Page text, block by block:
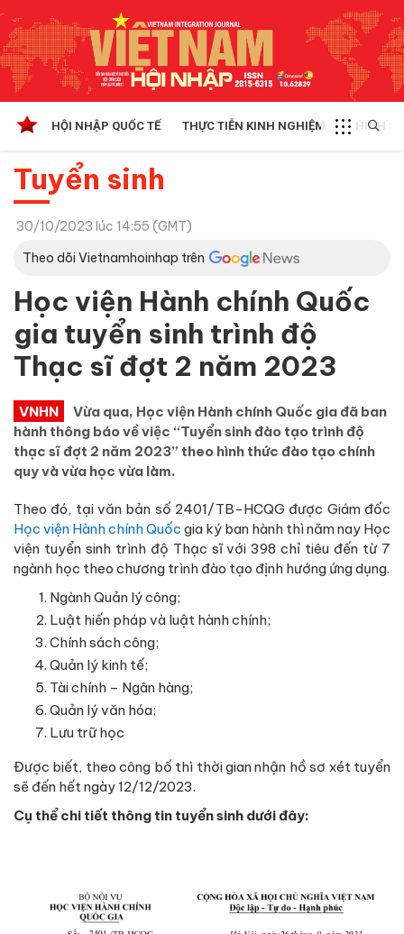
HỘI NHẬP QUỐC TẾ THỰC TIỄN KINH NGHIỆM CHÍNH
Tuyển sinh
30/10/2023 lúc 14:55 (GMT)
Theo dõi Vietnamhoinhap trên
Học viện Hành chính Quốc
gia tuyển sinh trình độ
Thạc sĩ đợt 2 năm 2023
VNHN
Vừa qua, Học viện Hành chính Quốc gia đã ban
hành thông báo về việc “Tuyển sinh đào tạo trình độ
thạc sĩ đợt 2 năm 2023” theo hình thức đào tạo chính
quy và vừa học vừa làm.
Theo đó, tại văn bản số 2401/TB-HCQG được Giám đốc
Học viện Hành chính Quốc gia ký ban hành thì năm nay Học
viện tuyển sinh trình độ Thạc sĩ với 398 chỉ tiêu đến từ 7
ngành học theo chương trình đào tạo định hướng ứng dụng.
Ngành Quản lý công;
Luật hiến pháp và luật hành chính;
Chính sách công;
Quản lý kinh tế;
Tài chính – Ngân hàng;
Quản lý văn hóa;
Lưu trữ học
Được biết, theo công bố thì thời gian nhận hồ sơ xét tuyển
sẽ đến hết ngày 12/12/2023.
Cụ thể chi tiết thông tin tuyển sinh dưới đây: